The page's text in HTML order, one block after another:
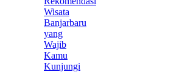
Wisata
Banjarbaru
yang
Wajib
Kamu
Kunjungi